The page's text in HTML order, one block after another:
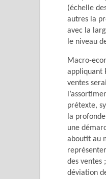
(échelle
autres la
avec la
le niveau
Macro-
appliquant
ventes
prétexte,
la
une
aboutit au
des ventes
déviation